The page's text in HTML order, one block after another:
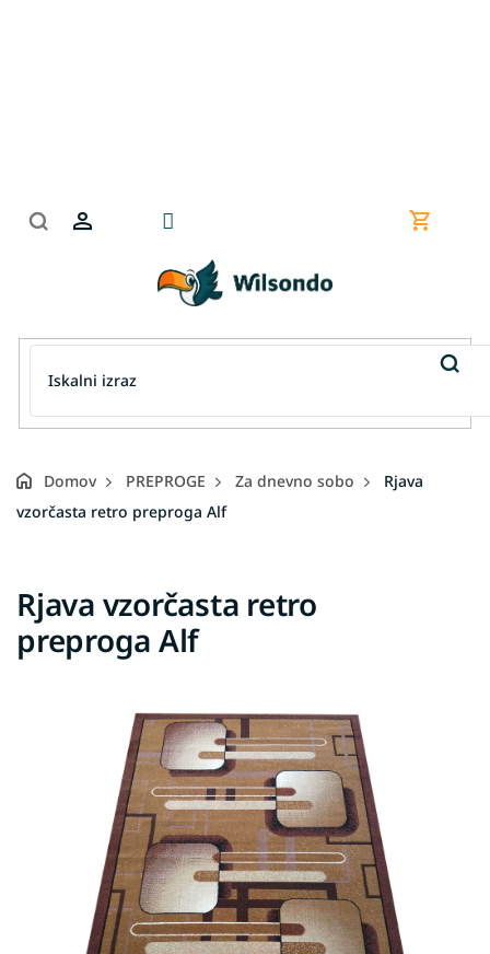
Domov PREPROGE Za dnevno sobo
Rjava
vzorčasta retro preproga Alf
Rjava vzorčasta retro
preproga Alf